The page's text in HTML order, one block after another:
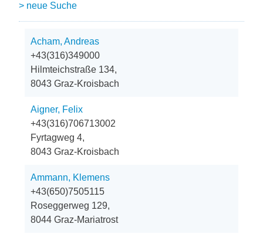
> neue Suche
Acham, Andreas
+43(316)349000
Hilmteichstraße 134,
8043 Graz-Kroisbach
Aigner, Felix
+43(316)706713002
Fyrtagweg 4,
8043 Graz-Kroisbach
Ammann, Klemens
+43(650)7505115
Roseggerweg 129,
8044 Graz-Mariatrost